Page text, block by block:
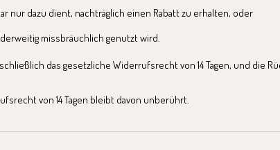
nur dazu dient, nachträglich einen Rabatt zu erhalten, oder
missbräuchlich genutzt wird.
das gesetzliche Widerrufsrecht von 14 Tagen, und die
von 14 Tagen bleibt davon unberührt.